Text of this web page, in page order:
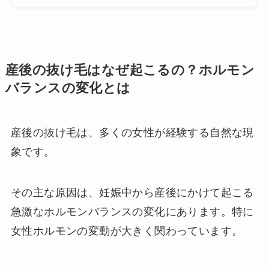
産後の抜け毛はなぜ起こるの？ホルモン
バランスの変化とは
産後の抜け毛は、多くの女性が経験する自然な現
象です。
その主な原因は、妊娠中から産後にかけて起こる
急激なホルモンバランスの変化にあります。特に
女性ホルモンの変動が大きく関わっています。